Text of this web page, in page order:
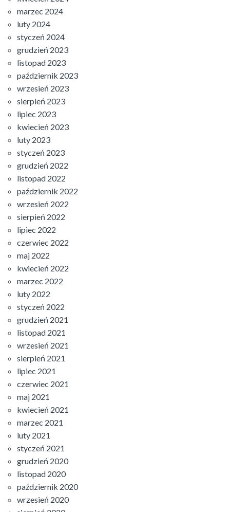
marzec 2024
luty 2024
styczeń 2024
grudzień 2023
listopad 2023
październik 2023
wrzesień 2023
sierpień 2023
lipiec 2023
kwiecień 2023
luty 2023
styczeń 2023
grudzień 2022
listopad 2022
październik 2022
wrzesień 2022
sierpień 2022
lipiec 2022
czerwiec 2022
maj 2022
kwiecień 2022
marzec 2022
luty 2022
styczeń 2022
grudzień 2021
listopad 2021
wrzesień 2021
sierpień 2021
lipiec 2021
czerwiec 2021
maj 2021
kwiecień 2021
marzec 2021
luty 2021
styczeń 2021
grudzień 2020
listopad 2020
październik 2020
wrzesień 2020